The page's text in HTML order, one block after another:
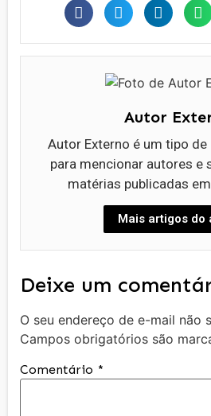
Autor
Autor Externo é um tipo
para mencionar autores e
matérias publicadas
Mais artigos do
Deixe um
O seu endereço de e-mail não
Campos obrigatórios são
Comentário *